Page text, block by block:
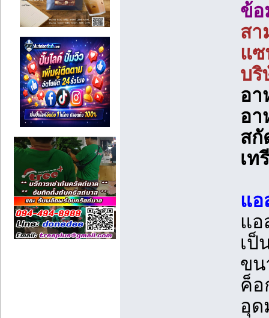
ข้อ
สา
แซ
บริ
อา
อา
สกั
เท
แอ
แอ
เป็
ขน
ค็อ
อุด